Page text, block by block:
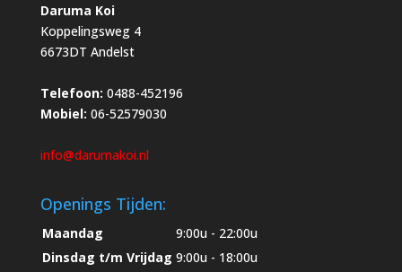
Daruma Koi
Koppelingsweg 4
6673DT Andelst
Telefoon: 0488-452196
Mobiel: 06-52579030
info@darumakoi.nl
Openings Tijden:
Maandag
9:00u - 22:00u
Dinsdag t/m Vrijdag 9:00u - 18:00u